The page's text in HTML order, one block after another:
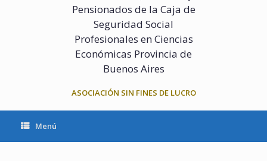
Pensionados de la Caja de
Seguridad Social
Profesionales en Ciencias
Económicas Provincia de
Buenos Aires
ASOCIACIÓN SIN FINES DE LUCRO
Menú